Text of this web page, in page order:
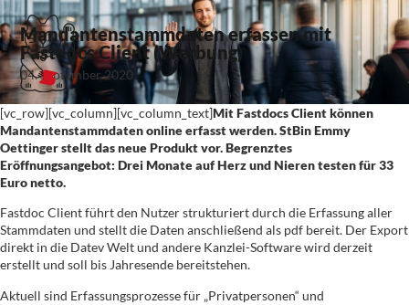
Mandantenstammdaten erfassen mit
Fastdocs Client (Werbung)
04. September 2020
[vc_row][vc_column][vc_column_text]Mit Fastdocs Client können
Mandantenstammdaten online erfasst werden. StBin Emmy
Oettinger stellt das neue Produkt vor. Begrenztes
Eröffnungsangebot: Drei Monate auf Herz und Nieren testen für 33
Euro netto.
Fastdoc Client führt den Nutzer strukturiert durch die Erfassung aller
Stammdaten und stellt die Daten anschließend als pdf bereit. Der Export
direkt in die Datev Welt und andere Kanzlei-Software wird derzeit
erstellt und soll bis Jahresende bereitstehen.
Aktuell sind Erfassungsprozesse für „Privatpersonen“ und